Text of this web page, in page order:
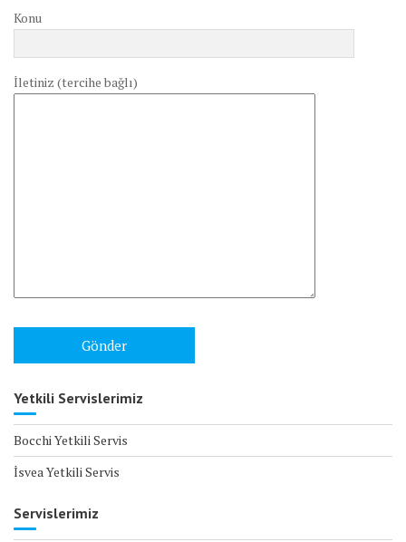
Konu
İletiniz (tercihe bağlı)
Yetkili Servislerimiz
Bocchi Yetkili Servis
İsvea Yetkili Servis
Servislerimiz